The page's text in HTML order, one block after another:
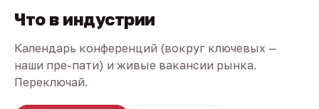
Что в индустрии
Календарь конференций (вокруг ключевых —
наши пре-пати) и живые вакансии рынка.
Переключай.